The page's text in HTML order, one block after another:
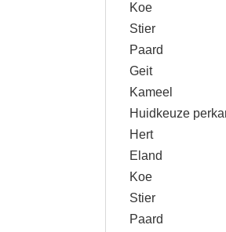
Koe
Stier
Paard
Geit
Kameel
Huidkeuze
Hert
Eland
Koe
Stier
Paard